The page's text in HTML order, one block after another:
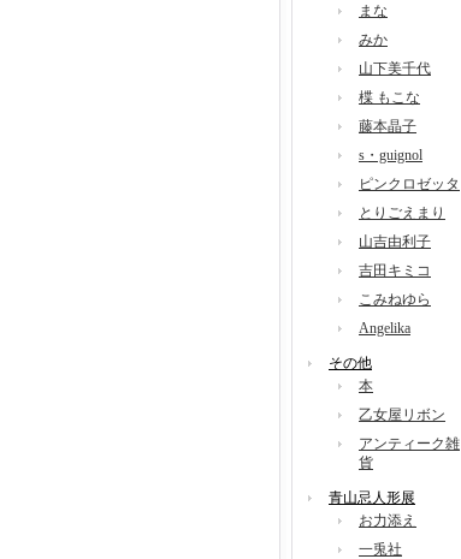
まな
みか
山下美千代
楪 もこな
藤本晶子
s・guignol
ピンクロゼッタ
とりごえまり
山吉由利子
吉田キミコ
こみねゆら
Angelika
その他
本
乙女屋リボン
アンティーク雑
貨
青山忌人形展
お力添え
一兎社